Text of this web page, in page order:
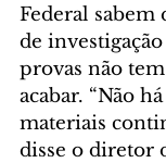
Federal sabem
de
provas não
acabar. “Não
materiais
disse o diretor